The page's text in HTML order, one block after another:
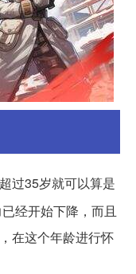
过35岁就可以算是
经开始下降，而且
在这个年龄进行怀